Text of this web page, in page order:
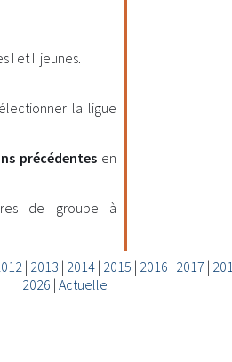
I et II jeunes.
la ligue
précédentes en
de groupe à
| 2013 | 2014| 2015 | 2016 | 2017 |
2026 | Actuelle